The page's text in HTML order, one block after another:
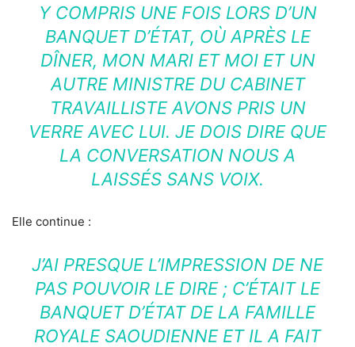
Y COMPRIS UNE FOIS LORS D’UN
BANQUET D’ÉTAT, OÙ APRÈS LE
DÎNER, MON MARI ET MOI ET UN
AUTRE MINISTRE DU CABINET
TRAVAILLISTE AVONS PRIS UN
VERRE AVEC LUI. JE DOIS DIRE QUE
LA CONVERSATION NOUS A
LAISSÉS SANS VOIX.
Elle continue :
J’AI PRESQUE L’IMPRESSION DE NE
PAS POUVOIR LE DIRE ; C’ÉTAIT LE
BANQUET D’ÉTAT DE LA FAMILLE
ROYALE SAOUDIENNE ET IL A FAIT